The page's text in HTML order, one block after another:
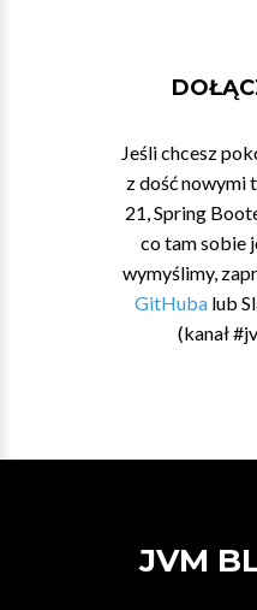
Jeśli chcesz
z dość nowymi
21, Spring
co tam sobie
wymyślimy,
GitHubalub
(kanał
JVM